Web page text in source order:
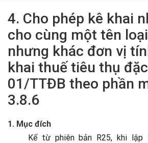
4. Cho phép kê khai
cho cùng một tên
nhưng khác đơn vị
khai thuế tiêu thụ
01/TTĐB theo phần
3.8.6
1. Mục đích
Kể từ phiên bản R25, khi